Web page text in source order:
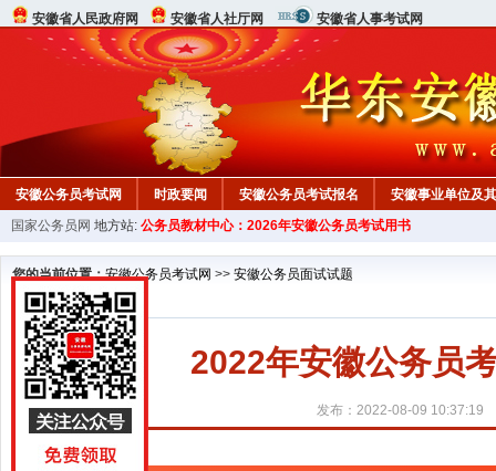
安徽省人民政府网 安徽省人社厅网 安徽省人事考试网
安徽公务员考试网 时政要闻 安徽公务员考试报名 安徽事业单位及
安徽公务员申论试题 安徽公务员行测试题 在线咨询 教材中心
国家公务员网 地方站: 公务员教材中心：2026年安徽公务员考试用书
您的当前位置：安徽公务员考试网 >> 安徽公务员面试试题
2022年安徽公务员
发布：2022-08-09 10:37:19